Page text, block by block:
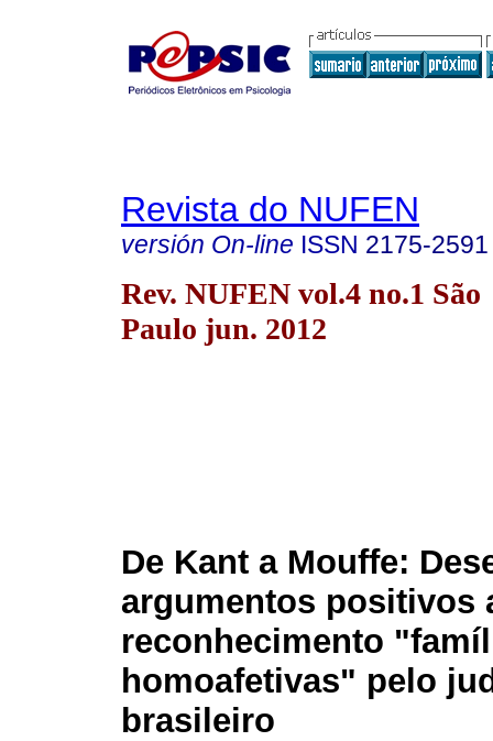
Revista do NUFEN
versión On-line ISSN 2175-2591
Rev. NUFEN vol.4 no.1 São
Paulo jun. 2012
De Kant a Mouffe:
argumentos positivos
reconhecimento
homoafetivas" pelo
brasileiro